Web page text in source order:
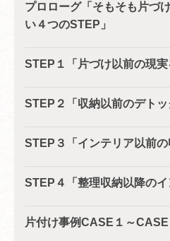
プロローグ「そもそも片づ
い４つのSTEP」
STEP１「片づけ以前の現
STEP２「収納以前のデト
STEP３「インテリア以前
STEP４「整理収納以降の
片付け事例CASE１～